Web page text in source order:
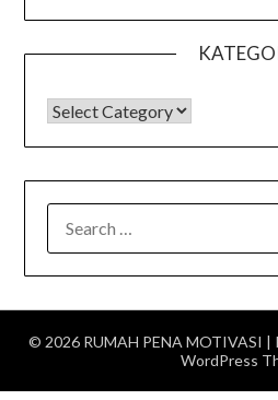
KATEGORI
FOR:
© 2026 RUMAH PENA MOTIVASI |
WordPress